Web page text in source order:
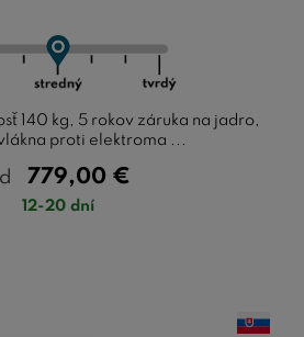
140 kg, 5 rokov záruka na jadro,
proti elektroma ...
779,00 €
12-20 dní